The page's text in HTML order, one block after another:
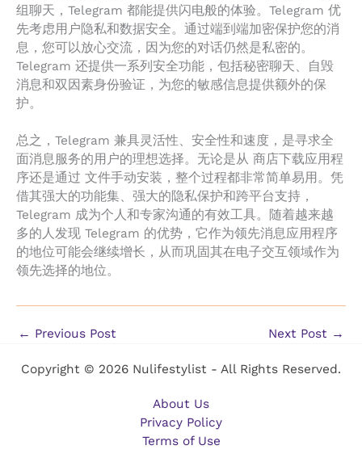
组聊天，Telegram 都能提供闪电般的体验。Telegram 优
先考虑用户隐私和数据安全。通过端到端加密保护您的消
息，您可以放心交流，因为您的对话仍然是私密的。
Telegram 还提供一系列安全功能，包括秘密聊天、自毁
消息和双因素身份验证，为您的敏感信息提供额外的保
护。
总之，Telegram 兼具灵活性、安全性和速度，是寻求全
面消息服务的用户的理想选择。无论是从 商店下载应用程
序还是通过 文件手动安装，整个过程都非常简单易用。凭
借其强大的功能集、强大的隐私保护和跨平台支持，
Telegram 成为个人和专家沟通的有效工具。随着越来越
多的人发现 Telegram 的优势，它作为领先消息应用程序
的地位可能会继续增长，从而巩固其在电子交互领域作为
领先选择的地位。
← Previous Post Next Post →
Copyright © 2026 Nulifestylist - All Rights Reserved.
About Us
Privacy Policy
Terms of Use